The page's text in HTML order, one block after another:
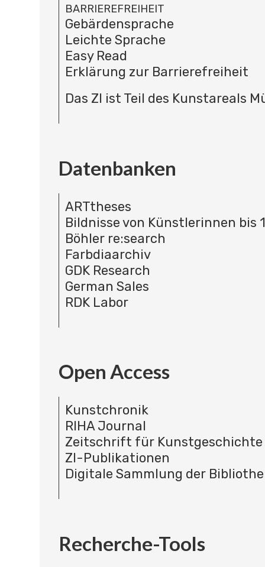
BARRIEREFREIHEIT
Gebärdensprache
Leichte Sprache
Easy Read
Erklärung zur Barrierefreiheit
Das ZI ist Teil des Kunstareals
Datenbanken
ARTtheses
Bildnisse von Künstlerinnen bis
Böhler re:search
Farbdiaarchiv
GDK Research
German Sales
RDK Labor
Open Access
Kunstchronik
RIHA Journal
Zeitschrift für Kunstgeschichte
ZI-Publikationen
Digitale Sammlung der
Recherche-Tools